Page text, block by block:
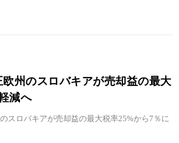
州のスロバキアが売却益の最大
減へ
スロバキアが売却益の最大税率25%から7％に